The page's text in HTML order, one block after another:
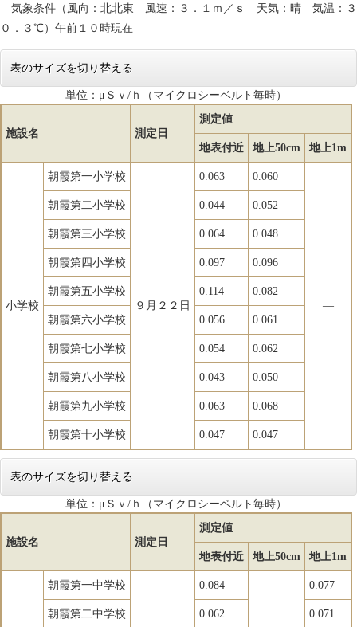
気象条件（風向：北北東 風速：３．１ｍ／ｓ 天気：晴 気温：３
０．３℃）午前１０時現在
表のサイズを切り替える
単位：μＳｖ/ｈ（マイクロシーベルト毎時）
施設名 測定日
測定値
地表付近 地上50cm 地上1m
小学校
朝霞第一小学校
９月２２日
0.063 0.060
―
朝霞第二小学校 0.044 0.052
朝霞第三小学校 0.064 0.048
朝霞第四小学校 0.097 0.096
朝霞第五小学校 0.114 0.082
朝霞第六小学校 0.056 0.061
朝霞第七小学校 0.054 0.062
朝霞第八小学校 0.043 0.050
朝霞第九小学校 0.063 0.068
朝霞第十小学校 0.047 0.047
表のサイズを切り替える
単位：μＳｖ/ｈ（マイクロシーベルト毎時）
施設名 測定日
測定値
地表付近 地上50cm 地上1m
朝霞第一中学校 0.084 0.077
朝霞第二中学校 0.062 0.071